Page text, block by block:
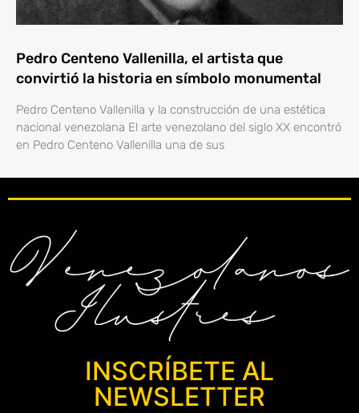
Pedro Centeno Vallenilla, el artista que
convirtió la historia en símbolo monumental
Pedro Centeno Vallenilla y la construcción de una estética
nacional venezolana El arte venezolano del siglo XX encontró
en Pedro Centeno Vallenilla una de sus
INSCRÍBETE AL
NEWSLETTER